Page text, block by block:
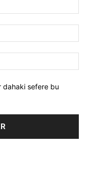
dahaki sefere bu